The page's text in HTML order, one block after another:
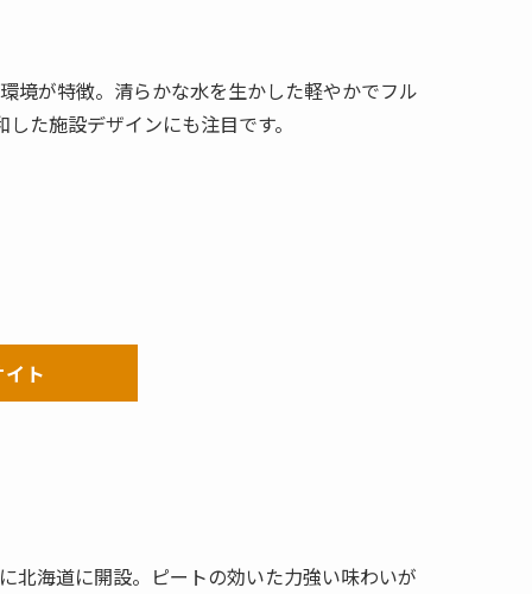
境が特徴。清らかな水を生かした軽やかでフル
た施設デザインにも注目です。
ト
北海道に開設。ピートの効いた力強い味わいが